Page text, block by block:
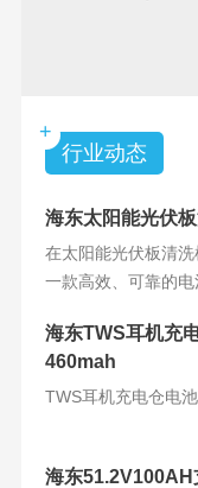
+
行业动态
海东太阳能光伏
在太阳能光伏板清洗
一款高效、可靠的
海东TWS耳机充
460mah
TWS耳机充电仓电
海东